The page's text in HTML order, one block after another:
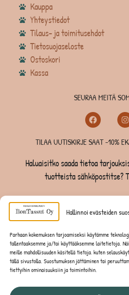
Hallinnoi evästeiden
Parhaan kokemuksen tarjoamiseksi käytämme
tallentaaksemme ja/tai käyttääksemme laitetietoja.
meille mahdollisuuden käsitellä tietoja, kuten
tällä sivustolla. Suostumuksen jättäminen tai
tiettyihin ominaisuuksiin ja toimintoihin.
Kauppa
Yhteystiedot
Tilaus- ja toimitusehdot
Tietosuojaseloste
Ostoskori
Kassa
SEURAA MEITÄ
TILAA UUTISKIRJE SAAT -10%
Haluaisitko saada tietoa
tuotteista sähköpostitse?
TILAA UUTISKIRJE -SAAT -10% EKASTA
KISSOILLE
JYRSIJÖILLE